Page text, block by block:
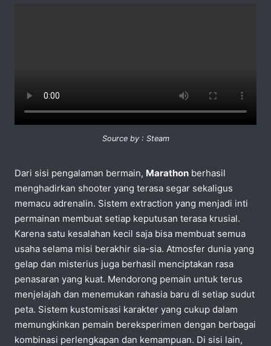
Source by : Steam
Dari sisi pengalaman bermain, Marathon berhasil
menghadirkan shooter yang terasa segar sekaligus
memacu adrenalin. Sistem extraction yang menjadi inti
permainan membuat setiap keputusan terasa krusial.
Karena satu kesalahan kecil saja bisa membuat semua
usaha selama misi berakhir sia-sia. Atmosfer dunia yang
gelap dan misterius juga berhasil menciptakan rasa
penasaran yang kuat. Mendorong pemain untuk terus
menjelajah dan menemukan rahasia baru di setiap sudut
peta. Sistem kustomisasi karakter yang cukup dalam
memungkinkan pemain bereksperimen dengan berbagai
kombinasi perlengkapan dan kemampuan. Di sisi lain,